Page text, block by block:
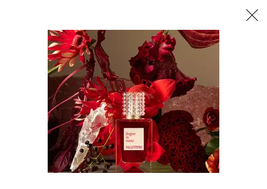
About Us
UNSERE GESCHICHTE